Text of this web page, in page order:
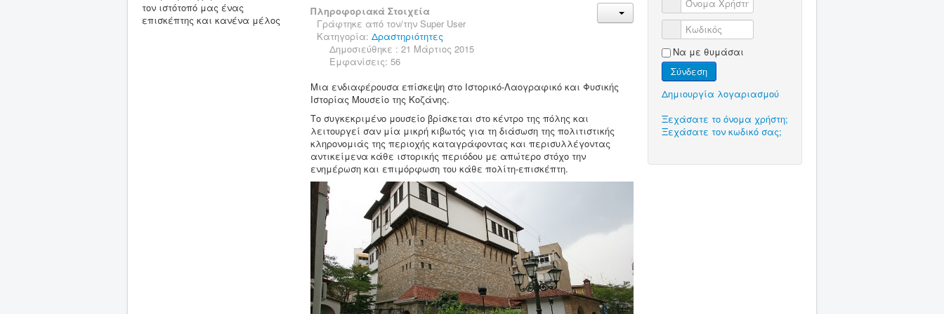
τον ιστότοπό μας ένας
επισκέπτης και κανένα μέλος
Πληροφοριακά Στοιχεία
Γράφτηκε από τον/την Super User
Κατηγορία: Δραστηριότητες
Δημοσιεύθηκε : 21 Μάρτιος 2015
Εμφανίσεις: 56
Μια ενδιαφέρουσα επίσκεψη στο Ιστορικό-Λαογραφικό και Φυσικής
Ιστορίας Μουσείο της Κοζάνης.
Το συγκεκριμένο μουσείο βρίσκεται στο κέντρο της πόλης και
λειτουργεί σαν μία μικρή κιβωτός για τη διάσωση της πολιτιστικής
κληρονομιάς της περιοχής καταγράφοντας και περισυλλέγοντας
αντικείμενα κάθε ιστορικής περιόδου με απώτερο στόχο την
ενημέρωση και επιμόρφωση του κάθε πολίτη-επισκέπτη.
Όνομα Χρήστη
Κωδικός
Να με θυμάσαι
Σύνδεση
Δημιουργία λογαριασμού
Ξεχάσατε το όνομα χρήστη;
Ξεχάσατε τον κωδικό σας;